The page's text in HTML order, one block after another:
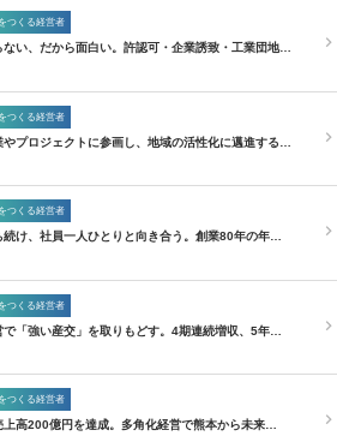
つくる経営者
ない、だから面白い。許認可・企業誘致・工業団地…
つくる経営者
やプロジェクトに参画し、地域の活性化に邁進する…
つくる経営者
続け、社員一人ひとりと向き合う。創業80年の年…
つくる経営者
で「強い産交」を取りもどす。4期連続増収、5年…
つくる経営者
上高200億円を達成。多角化経営で熊本から未来…